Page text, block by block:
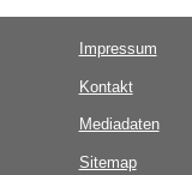
Impressum
Kontakt
Mediadaten
Sitemap